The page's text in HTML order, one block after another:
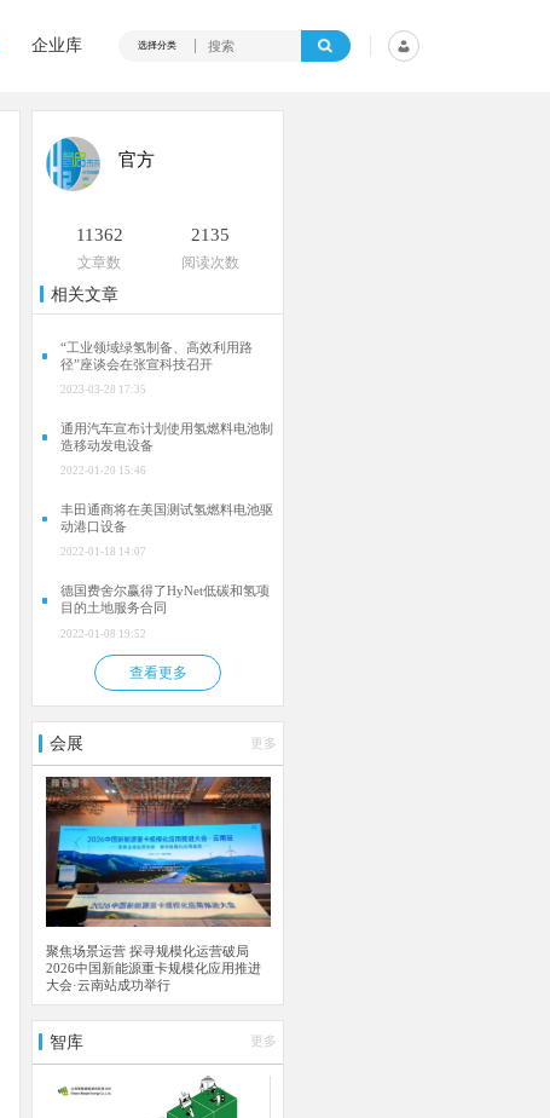
企业库 选择分类
官方
11362
文章数
2135
阅读次数
相关文章
“工业领域绿氢制备、高效利用路
径”座谈会在张宣科技召开
2023-03-28 17:35
​通用汽车宣布计划使用氢燃料电池制
造移动发电设备
2022-01-20 15:46
丰田通商将在美国测试氢燃料电池驱
动港口设备
2022-01-18 14:07
德国费舍尔赢得了HyNet低碳和氢项
目的土地服务合同
2022-01-08 19:52
查看更多
会展 更多
聚焦场景运营 探寻规模化运营破局
2026中国新能源重卡规模化应用推进
大会·云南站成功举行
智库 更多